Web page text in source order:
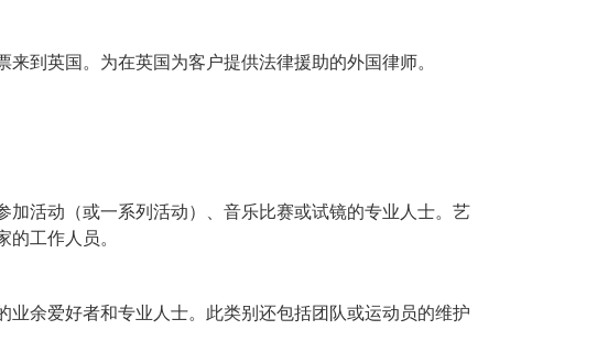
到英国。为在英国为客户提供法律援助的外国律师。
活动（或一系列活动）、音乐比赛或试镜的专业人士。艺
工作人员。
余爱好者和专业人士。此类别还包括团队或运动员的维护